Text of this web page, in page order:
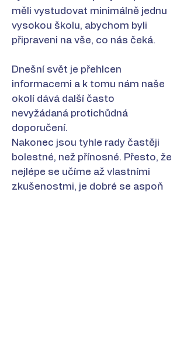
měli vystudovat minimálně jednu
vysokou školu, abychom byli
připraveni na vše, co nás čeká.
Dnešní svět je přehlcen
informacemi a k tomu nám naše
okolí dává další často
nevyžádaná protichůdná
doporučení.
Nakonec jsou tyhle rady častěji
bolestné, než přínosné. Přesto, že
nejlépe se učíme až vlastními
zkušenostmi, je dobré se aspoň